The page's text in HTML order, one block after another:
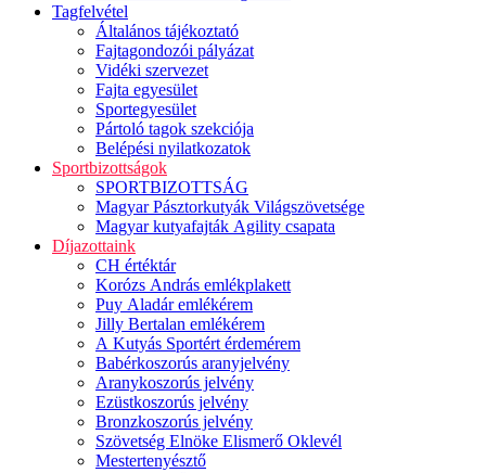
Tagfelvétel
Általános tájékoztató
Fajtagondozói pályázat
Vidéki szervezet
Fajta egyesület
Sportegyesület
Pártoló tagok szekciója
Belépési nyilatkozatok
Sportbizottságok
SPORTBIZOTTSÁG
Magyar Pásztorkutyák Világszövetsége
Magyar kutyafajták Agility csapata
Díjazottaink
CH értéktár
Korózs András emlékplakett
Puy Aladár emlékérem
Jilly Bertalan emlékérem
A Kutyás Sportért érdemérem
Babérkoszorús aranyjelvény
Aranykoszorús jelvény
Ezüstkoszorús jelvény
Bronzkoszorús jelvény
Szövetség Elnöke Elismerő Oklevél
Mestertenyésztő